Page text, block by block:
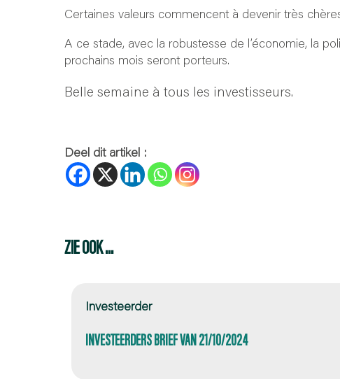
Certaines valeurs commencent à devenir très
A ce stade, avec la robustesse de l’économie, la
prochains mois seront porteurs.
Belle semaine à tous les investisseurs.
Deel dit artikel :
ZIE OOK ...
Investeerder
INVESTEERDERS BRIEF VAN 21/10/2024